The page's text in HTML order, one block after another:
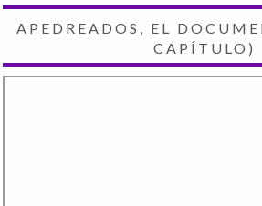
APEDREADOS, EL
CAPÍTULO)